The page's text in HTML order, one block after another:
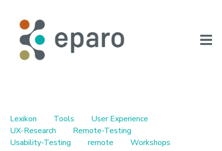
Lexikon Tools
User Experience
UX-Research
Remote-Testing
Usability-Testing
remote Workshops